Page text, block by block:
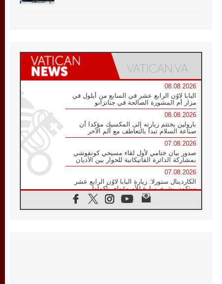
08.08.2026
البابا لاوُن الرابع عشر في السابع من أيلول في
مزار أم المشورة الصالحة في جناتزانو
08.08.2026
بارولين يختتم زيارته إلى المكسيك مؤكدا أن
صناعة السلام تبدأ بالتعاطف مع ألم الآخر
07.08.2026
صدور بيان ختامي لأول لقاء مسيحي كونفوشي
بمشاركة الدائرة الفاتيكانية للحوار بين الأديان
07.08.2026
الكاردينال ستورلا: زيارة البابا لاوُن الرابع عشر
ستكون بشرى سارة للأوروغواي بأكملها
الفاتيكان يعلن برنامج الزيارة الرسولية للبابا لاوُن